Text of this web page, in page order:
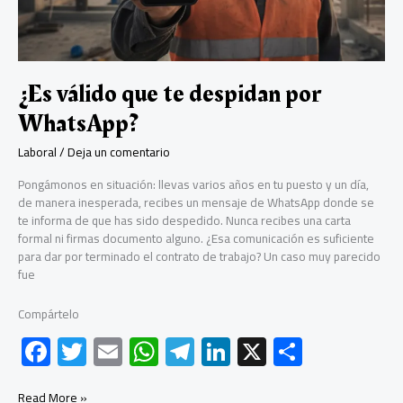
empleada
«indisciplinada».
¿Es válido que te despidan por
WhatsApp?
Laboral/Deja un comentario
Pongámonos en situación: llevas varios años en tu puesto y un día,
de manera inesperada, recibes un mensaje de WhatsApp donde se
te informa de que has sido despedido. Nunca recibes una carta
formal ni firmas documento alguno. ¿Esa comunicación es suficiente
para dar por terminado el contrato de trabajo? Un caso muy parecido
fue
Compártelo
F
ac
T
wi
E
m
W
h
Te
le
Li
nk
X
¿Es
Read More »